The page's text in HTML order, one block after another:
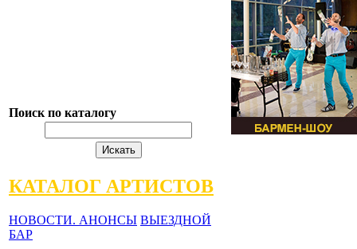
Поиск по каталогу
КАТАЛОГ АРТИСТОВ
НОВОСТИ. АНОНСЫ ВЫЕЗДНОЙ
БАР